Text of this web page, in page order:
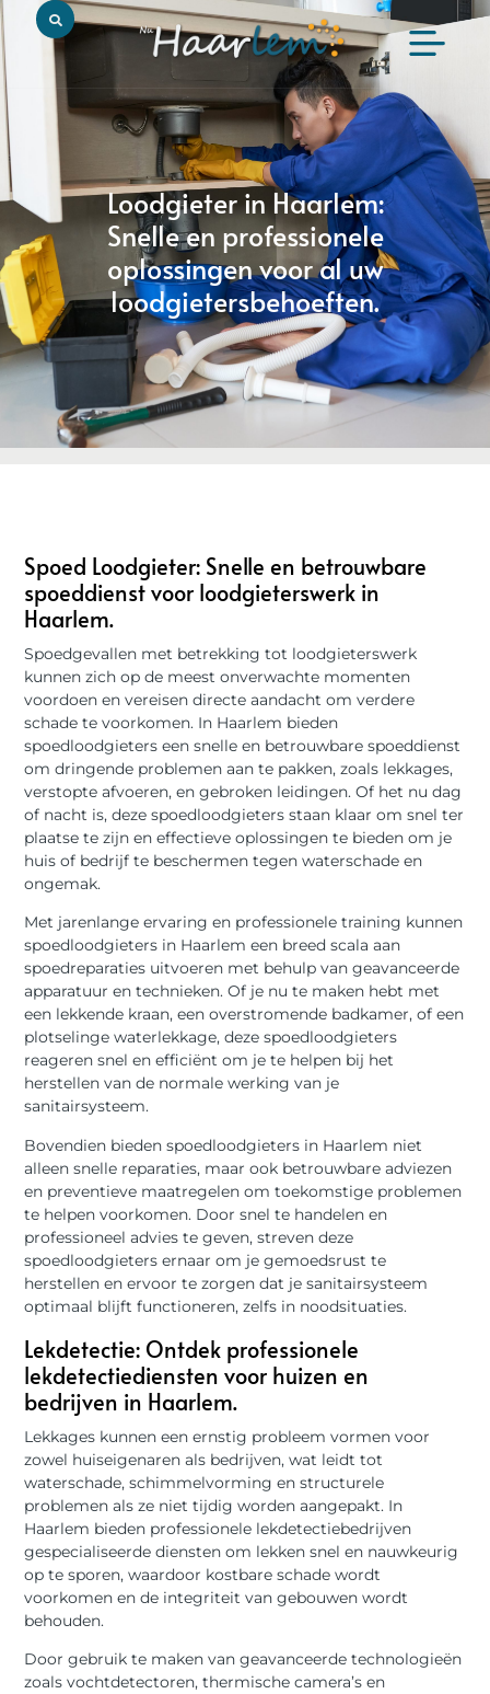
Loodgieter in Haarlem:
Snelle en professionele
oplossingen voor al uw
loodgietersbehoeften.
Spoed Loodgieter: Snelle en betrouwbare
spoeddienst voor loodgieterswerk in
Haarlem.
Spoedgevallen met betrekking tot loodgieterswerk
kunnen zich op de meest onverwachte momenten
voordoen en vereisen directe aandacht om verdere
schade te voorkomen. In Haarlem bieden
spoedloodgieters een snelle en betrouwbare spoeddienst
om dringende problemen aan te pakken, zoals lekkages,
verstopte afvoeren, en gebroken leidingen. Of het nu dag
of nacht is, deze spoedloodgieters staan klaar om snel ter
plaatse te zijn en effectieve oplossingen te bieden om je
huis of bedrijf te beschermen tegen waterschade en
ongemak.
Met jarenlange ervaring en professionele training kunnen
spoedloodgieters in Haarlem een breed scala aan
spoedreparaties uitvoeren met behulp van geavanceerde
apparatuur en technieken. Of je nu te maken hebt met
een lekkende kraan, een overstromende badkamer, of een
plotselinge waterlekkage, deze spoedloodgieters
reageren snel en efficiënt om je te helpen bij het
herstellen van de normale werking van je
sanitairsysteem.
Bovendien bieden spoedloodgieters in Haarlem niet
alleen snelle reparaties, maar ook betrouwbare adviezen
en preventieve maatregelen om toekomstige problemen
te helpen voorkomen. Door snel te handelen en
professioneel advies te geven, streven deze
spoedloodgieters ernaar om je gemoedsrust te
herstellen en ervoor te zorgen dat je sanitairsysteem
optimaal blijft functioneren, zelfs in noodsituaties.
Lekdetectie: Ontdek professionele
lekdetectiediensten voor huizen en
bedrijven in Haarlem.
Lekkages kunnen een ernstig probleem vormen voor
zowel huiseigenaren als bedrijven, wat leidt tot
waterschade, schimmelvorming en structurele
problemen als ze niet tijdig worden aangepakt. In
Haarlem bieden professionele lekdetectiebedrijven
gespecialiseerde diensten om lekken snel en nauwkeurig
op te sporen, waardoor kostbare schade wordt
voorkomen en de integriteit van gebouwen wordt
behouden.
Door gebruik te maken van geavanceerde technologieën
zoals vochtdetectoren, thermische camera’s en